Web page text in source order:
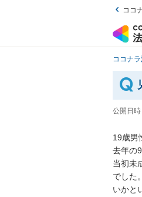
ココ
ココナ
公開日時
19歳男
去年の
当初未
でした
いかと